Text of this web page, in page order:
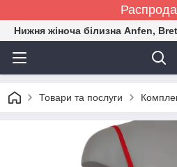
Нижня жіноча білизна Anfen,
Товари та послуги